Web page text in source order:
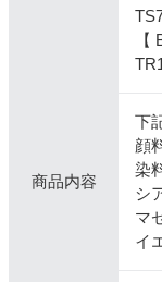
【
商品内容
下
顔
染
シ
マ
イ